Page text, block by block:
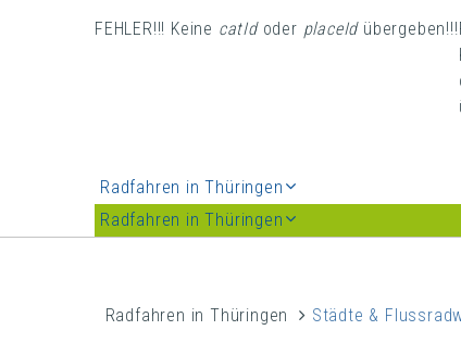
FEHLER!!! Keine catIdoder placeIdübergeben!!!
Radfahren in Thüringen
Radfahren in Thüringen
Radfahren in Thüringen Städte &